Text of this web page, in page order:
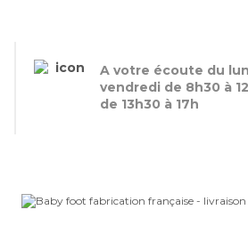
A votre écoute du
vendredi de 8h30 à
de 13h30 à 17h
fabrication